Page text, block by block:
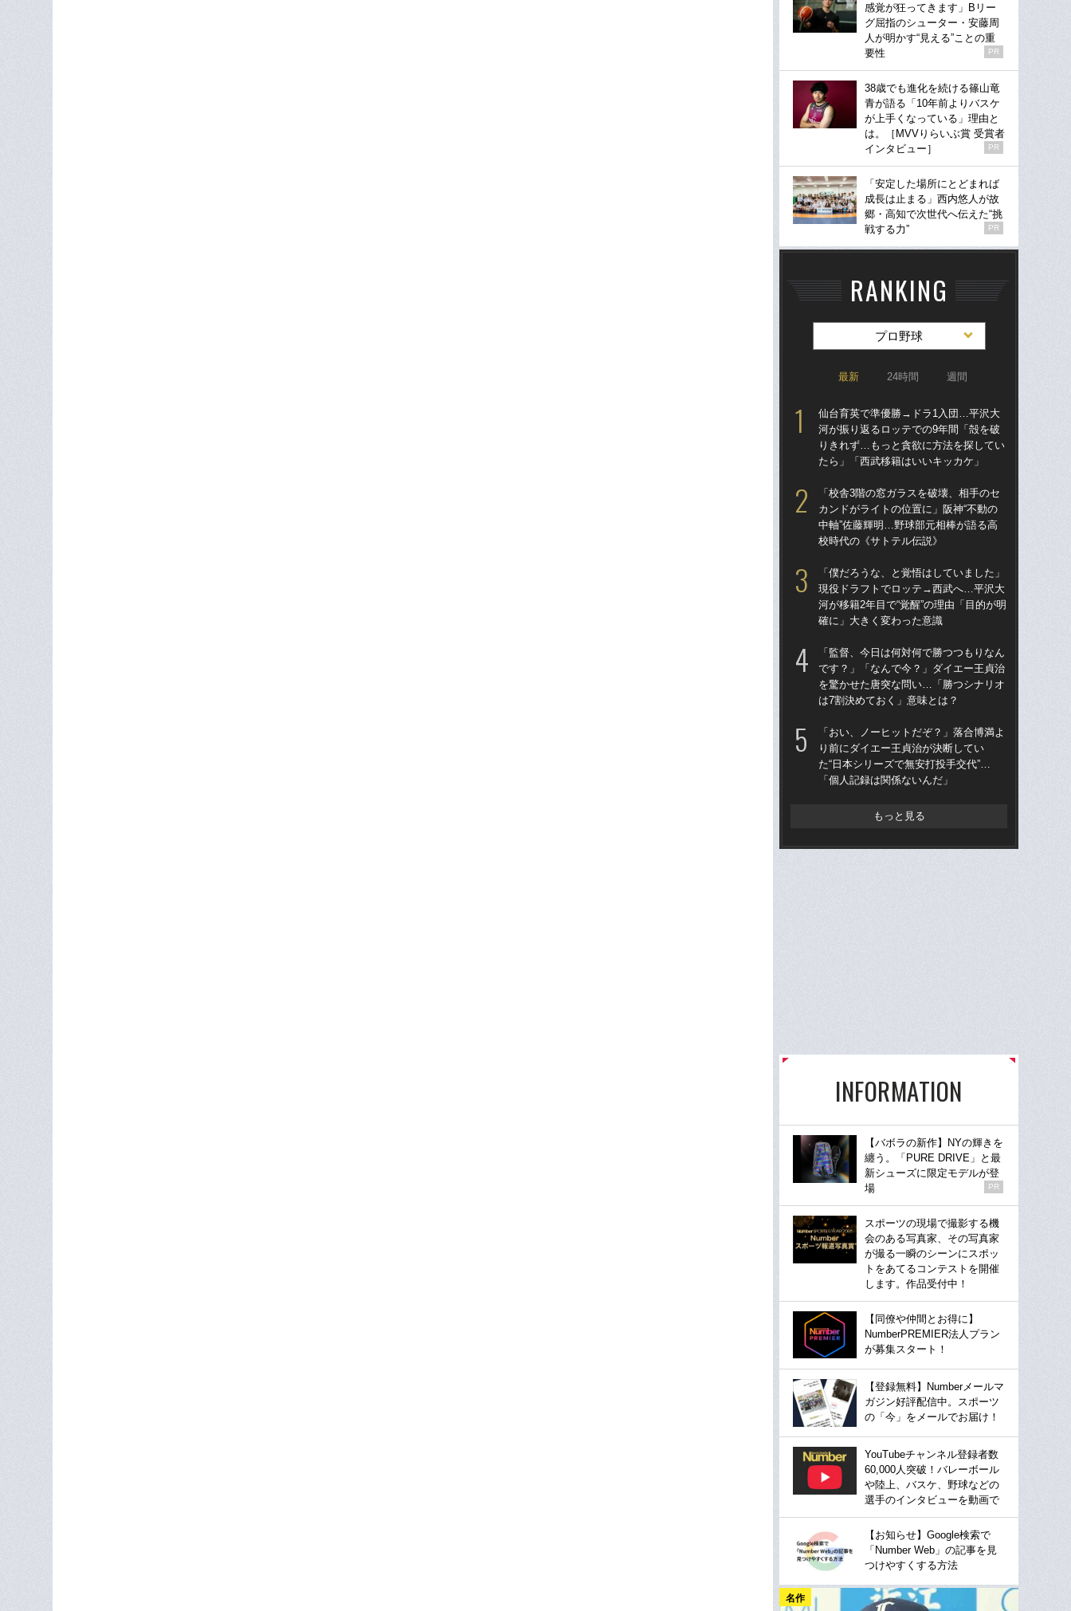
感覚が狂ってきます」Bリー
グ屈指のシューター・安藤周
人が明かす“見える”ことの重
要性
PR
38歳でも進化を続ける篠山竜
青が語る「10年前よりバスケ
が上手くなっている」理由と
は。［MVVりらいぶ賞 受賞者
インタビュー］
PR
「安定した場所にとどまれば
成長は止まる」西内悠人が故
郷・高知で次世代へ伝えた“挑
戦する力”
PR
RANKING
プロ野球
最新 24時間 週間
仙台育英で準優勝→ドラ1入団…平沢大
河が振り返るロッテでの9年間「殻を破
りきれず…もっと貪欲に方法を探してい
たら」「西武移籍はいいキッカケ」
「校舎3階の窓ガラスを破壊、相手のセ
カンドがライトの位置に」阪神“不動の
中軸”佐藤輝明…野球部元相棒が語る高
校時代の《サトテル伝説》
「僕だろうな、と覚悟はしていました」
現役ドラフトでロッテ→西武へ…平沢大
河が移籍2年目で“覚醒”の理由「目的が明
確に」大きく変わった意識
「監督、今日は何対何で勝つつもりなん
です？」「なんで今？」ダイエー王貞治
を驚かせた唐突な問い…「勝つシナリオ
は7割決めておく」意味とは？
「おい、ノーヒットだぞ？」落合博満よ
り前にダイエー王貞治が決断してい
た“日本シリーズで無安打投手交代”…
「個人記録は関係ないんだ」
もっと見る
INFORMATION
【バボラの新作】NYの輝きを
纏う。「PURE DRIVE」と最
新シューズに限定モデルが登
場
PR
スポーツの現場で撮影する機
会のある写真家、その写真家
が撮る一瞬のシーンにスポッ
トをあてるコンテストを開催
します。作品受付中！
【同僚や仲間とお得に】
NumberPREMIER法人プラン
が募集スタート！
【登録無料】Numberメールマ
ガジン好評配信中。スポーツ
の「今」をメールでお届け！
YouTubeチャンネル登録者数
60,000人突破！バレーボール
や陸上、バスケ、野球などの
選手のインタビューを動画で
【お知らせ】Google検索で
「Number Web」の記事を見
つけやすくする方法
名作